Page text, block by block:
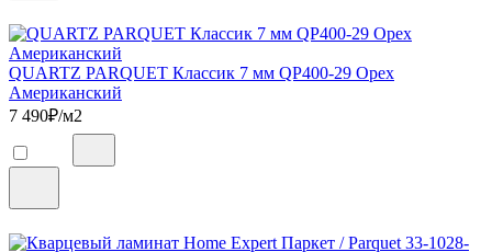
QUARTZ PARQUET Классик 7 мм QP400-29 Орех
Американский
7 490₽/м2